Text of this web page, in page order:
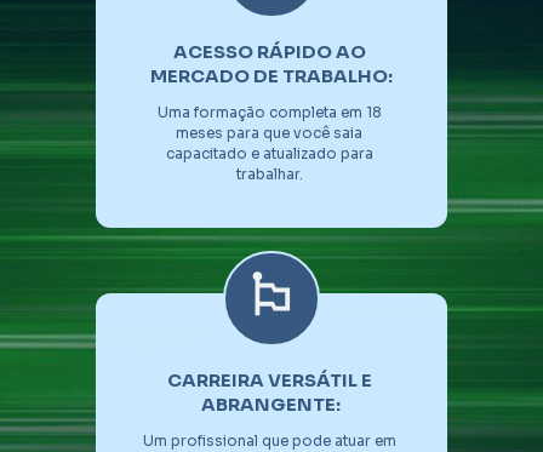
Uma formação completa em 18
meses para que você saia
capacitado e atualizado para
trabalhar.
ACESSO RÁPIDO AO
MERCADO DE TRABALHO:
Um profissional que pode atuar em
CARREIRA VERSÁTIL E
ABRANGENTE: